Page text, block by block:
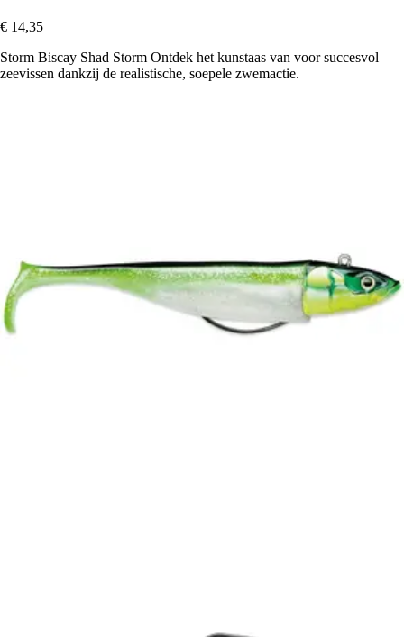
€ 14,35
Storm Biscay Shad Storm Ontdek het kunstaas van voor succesvol
zeevissen dankzij de realistische, soepele zwemactie.